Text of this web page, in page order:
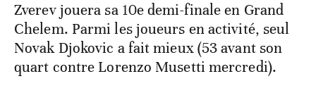
Zverev jouera sa 10e demi-finale en Grand
Chelem. Parmi les joueurs en activité, seul
Novak Djokovic a fait mieux (53 avant son
quart contre Lorenzo Musetti mercredi).